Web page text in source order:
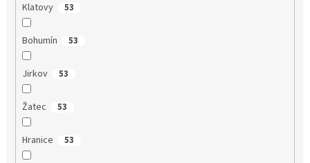
Klatovy 53
Bohumín 53
Jirkov 53
Žatec 53
Hranice 53